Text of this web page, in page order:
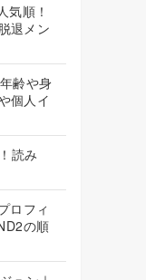
気順！
退メン
齢や身
個人イ
読み
ロフィ
の順